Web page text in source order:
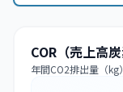
COR（売上高炭
年間CO2排出量（kg